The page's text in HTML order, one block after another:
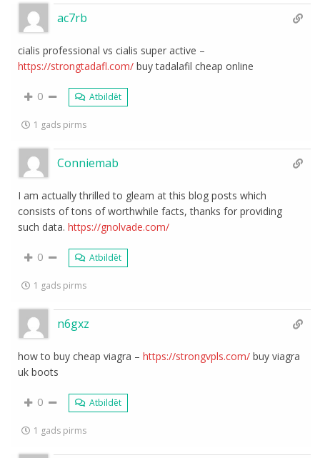
ac7rb
cialis professional vs cialis super active –
https://strongtadafl.com/ buy tadalafil cheap online
0 Atbildēt
1 gads pirms
Conniemab
I am actually thrilled to gleam at this blog posts which
consists of tons of worthwhile facts, thanks for providing
such data.https://gnolvade.com/
0 Atbildēt
1 gads pirms
n6gxz
how to buy cheap viagra –https://strongvpls.com/ buy viagra
uk boots
0 Atbildēt
1 gads pirms